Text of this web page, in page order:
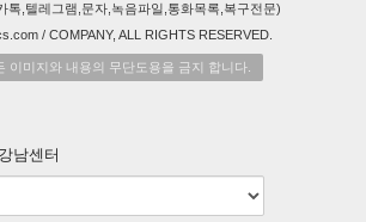
톡,텔레그램,문자,녹음파일,통화목록,복구전문)
/ COMPANY, ALL RIGHTS RESERVED.
이미지와 내용의 무단도용을 금지 합니다.
남센터